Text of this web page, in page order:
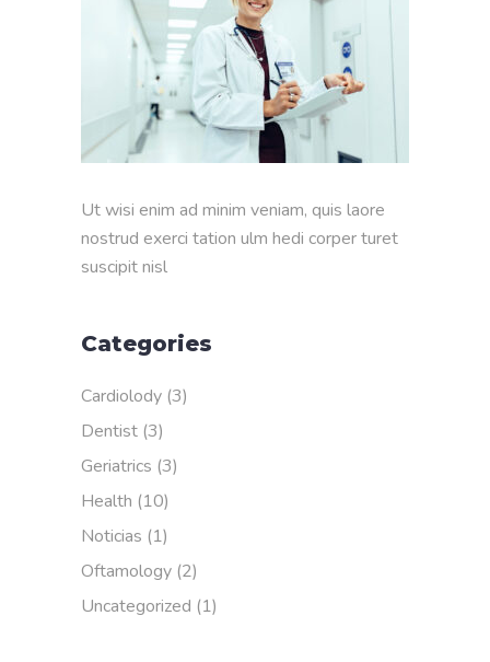
Ut wisi enim ad minim veniam, quis laore
nostrud exerci tation ulm hedi corper turet
suscipit nisl
Categories
Cardiolody (3)
Dentist (3)
Geriatrics (3)
Health (10)
Noticias (1)
Oftamology (2)
Uncategorized (1)